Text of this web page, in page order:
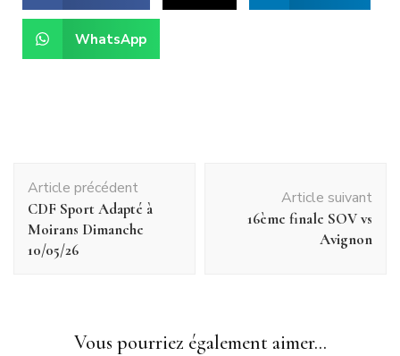
WhatsApp
Article précédent
CDF Sport Adapté à
Moirans Dimanche
10/05/26
Article suivant
16ème finale SOV vs
Avignon
Vous pourriez également aimer...